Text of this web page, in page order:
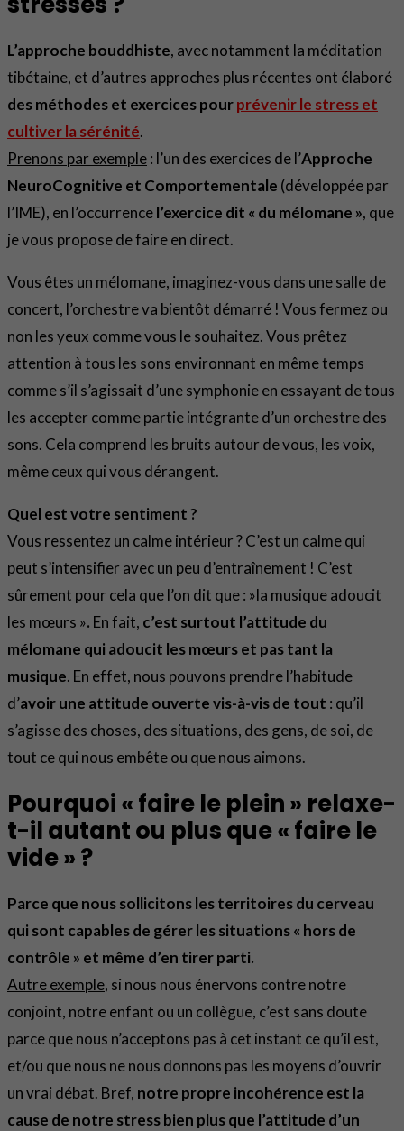
L’approche bouddhiste, avec notamment la méditation
tibétaine, et d’autres approches plus récentes ont élaboré
des méthodes et exercices pourprévenir le stress et
cultiver la sérénité.
Prenons par exemple: l’un des exercices de l’Approche
NeuroCognitive et Comportementale (développée par
l’IME), en l’occurrencel’exercice dit « du mélomane », que
je vous propose de faire en direct.
Vous êtes un mélomane, imaginez-vous dans une salle de
concert, l’orchestre va bientôt démarré ! Vous fermez ou
non les yeux comme vous le souhaitez. Vous prêtez
attention à tous les sons environnant en même temps
comme s’il s’agissait d’une symphonie en essayant de tous
les accepter comme partie intégrante d’un orchestre des
sons. Cela comprend les bruits autour de vous, les voix,
même ceux qui vous dérangent.
Quel est votre sentiment ?
Vous ressentez un calme intérieur ? C’est un calme qui
peut s’intensifier avec un peu d’entraînement ! C’est
sûrement pour cela que l’on dit que : »la musique adoucit
les mœurs ». En fait, c’est surtout l’attitude du
mélomane qui adoucit les mœurs et pas tant la
musique. En effet, nous pouvons prendre l’habitude
d’avoir une attitude ouvertevis-à-vis de tout : qu’il
s’agisse des choses, des situations, des gens, de soi, de
tout ce qui nous embête ou que nous aimons.
Pourquoi « faire le plein » relaxe-
t-il autant ou plus que « faire le
vide » ?
Parce que nous sollicitons les territoires du cerveau
qui sont capables de gérer les situations « hors de
contrôle » et même d’en tirer parti.
Autre exemple, si nous nous énervons contre notre
conjoint, notre enfant ou un collègue, c’est sans doute
parce que nous n’acceptons pas à cet instant ce qu’il est,
et/ou que nous ne nous donnons pas les moyens d’ouvrir
un vrai débat. Bref, notre propre incohérence est la
cause de notre stressbien plus que l’attitude d’un